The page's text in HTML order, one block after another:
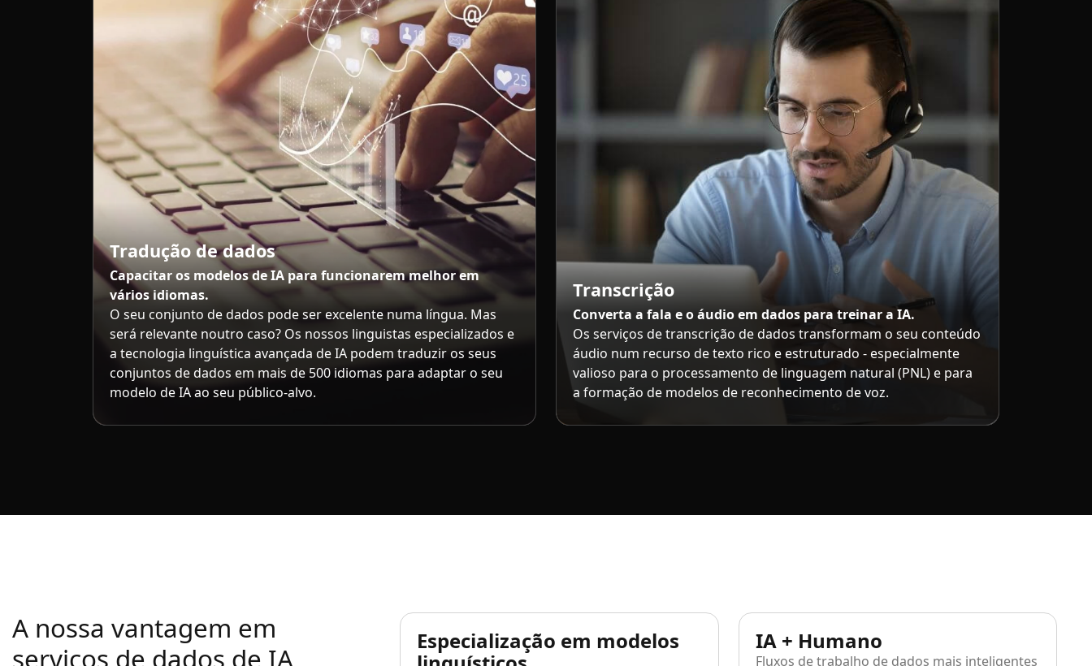
Tradução de dados
Capacitar os modelos de IA para funcionarem melhor em
vários idiomas.
O seu conjunto de dados pode ser excelente numa língua. Mas
será relevante noutro caso? Os nossos linguistas especializados e
a tecnologia linguística avançada de IA podem traduzir os seus
conjuntos de dados em mais de 500 idiomas para adaptar o seu
modelo de IA ao seu público-alvo.
Transcrição
Converta a fala e o áudio em dados para treinar a IA.
Os serviços de transcrição de dados transformam o seu conteúdo
áudio num recurso de texto rico e estruturado - especialmente
valioso para o processamento de linguagem natural (PNL) e para
a formação de modelos de reconhecimento de voz.
A nossa vantagem em
serviços de dados de IA
Especialização em modelos
IA + Humano
Fluxos de trabalho de dados mais inteligentes